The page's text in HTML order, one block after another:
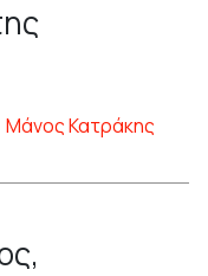
Μάνος Κατράκης